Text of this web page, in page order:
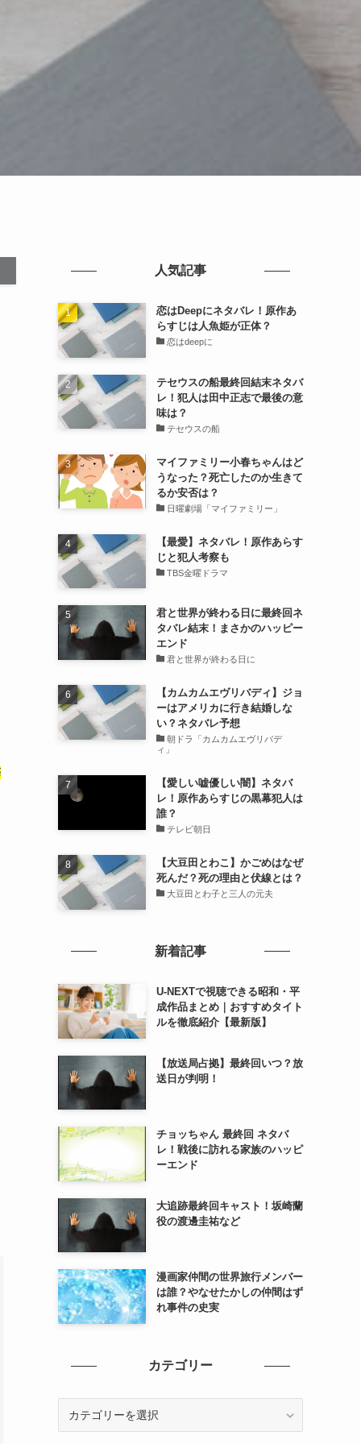
人気記事
恋はDeepにネタバレ！原作あ
らすじは人魚姫が正体？
恋はdeepに
テセウスの船最終回結末ネタバ
レ！犯人は田中正志で最後の意
味は？
テセウスの船
マイファミリー小春ちゃんはど
うなった？死亡したのか生きて
るか安否は？
日曜劇場「マイファミリー」
【最愛】ネタバレ！原作あらす
じと犯人考察も
TBS金曜ドラマ
君と世界が終わる日に最終回ネ
タバレ結末！まさかのハッピー
エンド
君と世界が終わる日に
【カムカムエヴリバディ】ジョ
ーはアメリカに行き結婚しな
い？ネタバレ予想
朝ドラ「カムカムエヴリバデ
ィ」
【愛しい嘘優しい闇】ネタバ
レ！原作あらすじの黒幕犯人は
誰？
テレビ朝日
【大豆田とわこ】かごめはなぜ
死んだ？死の理由と伏線とは？
大豆田とわ子と三人の元夫
新着記事
U-NEXTで視聴できる昭和・平
成作品まとめ｜おすすめタイト
ルを徹底紹介【最新版】
【放送局占拠】最終回いつ？放
送日が判明！
チョッちゃん 最終回 ネタバ
レ！戦後に訪れる家族のハッピ
ーエンド
大追跡最終回キャスト！坂崎蘭
役の渡邊圭祐など
漫画家仲間の世界旅行メンバー
は誰？やなせたかしの仲間はず
れ事件の史実
カテゴリー